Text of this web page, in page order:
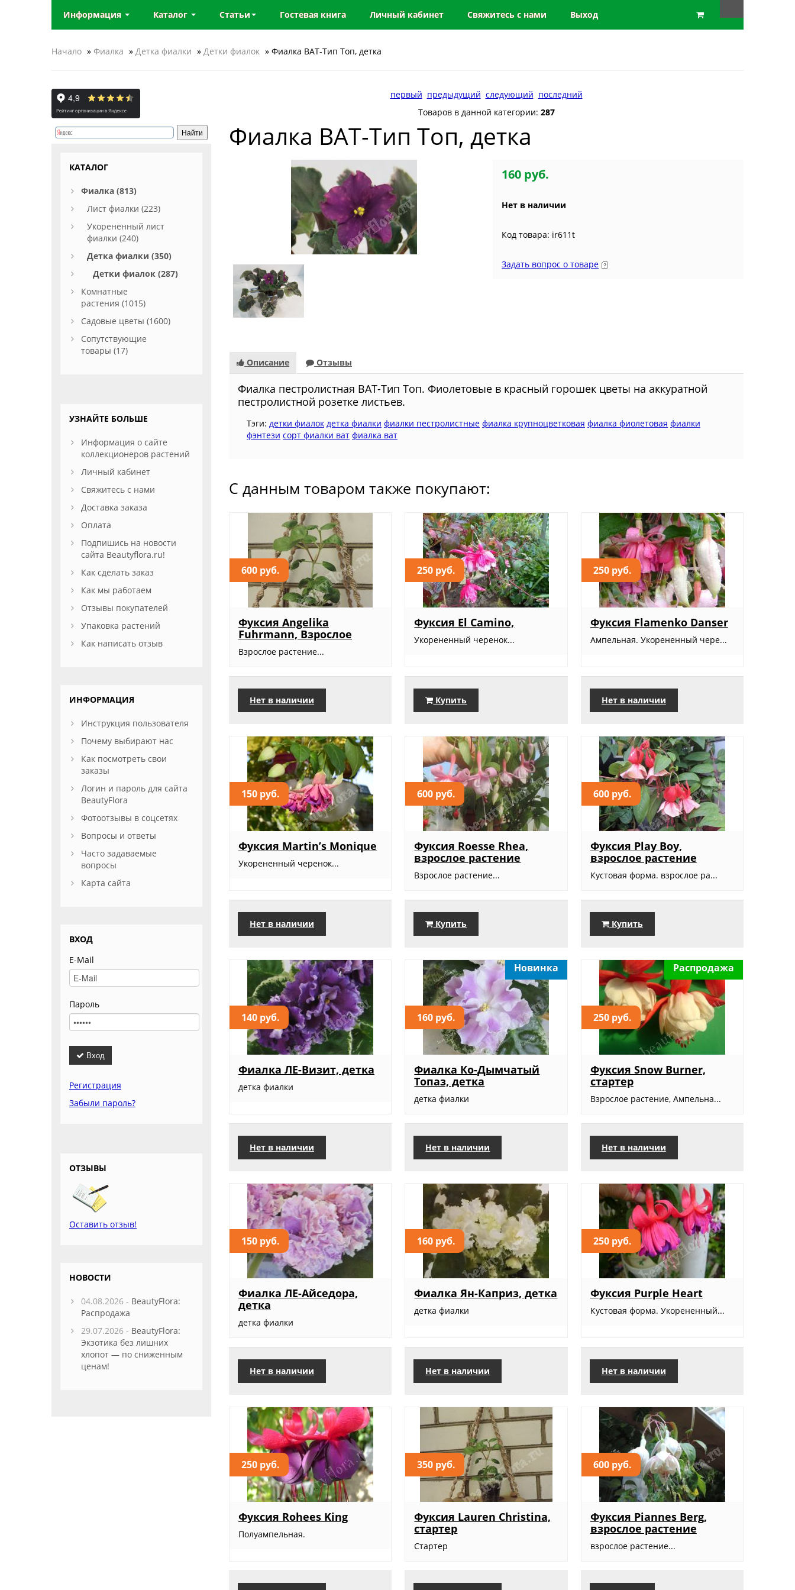
Информация Каталог Статьи Гостевая книга Личный кабинет Свяжитесь с нами Выход
Начало » Фиалка » Детка фиалки » Детки фиалок » Фиалка ВАТ-Тип Топ, детка
первый предыдущий следующий последний
Товаров в данной категории: 287
Фиалка ВАТ-Тип Топ, детка
160 руб.
Нет в наличии
Код товара: ir611t
Задать вопрос о товаре
Описание Отзывы
Фиалка пестролистная ВАТ-Тип Топ. Фиолетовые в красный горошек цветы на аккуратной
пестролистной розетке листьев.
Тэги:детки фиалок детка фиалки фиалки пестролистные фиалка крупноцветковая фиалка фиолетовая фиалки
фэнтези сорт фиалки ват фиалка ват
С данным товаром также покупают:
600 руб.
Фуксия Angelika
Fuhrmann, Взрослое
Взрослое растение...
Нет в наличии
250 руб.
Фуксия El Camino,
Укорененный черенок...
Купить
250 руб.
Фуксия Flamenko Danser
Ампельная. Укорененный чере...
Нет в наличии
150 руб.
Фуксия Martin’s Monique
Укорененный черенок...
Нет в наличии
600 руб.
Фуксия Roesse Rhea,
взрослое растение
Взрослое растение...
Купить
600 руб.
Фуксия Play Boy,
взрослое растение
Кустовая форма. взрослое ра...
Купить
140 руб.
Фиалка ЛЕ-Визит, детка
детка фиалки
Нет в наличии
160 руб.
Новинка
Фиалка Ко-Дымчатый
Топаз, детка
детка фиалки
Нет в наличии
250 руб.
Распродажа
Фуксия Snow Burner,
стартер
Взрослое растение, Ампельна...
Нет в наличии
150 руб.
Фиалка ЛЕ-Айседора,
детка
детка фиалки
Нет в наличии
160 руб.
Фиалка Ян-Каприз, детка
детка фиалки
Нет в наличии
250 руб.
Фуксия Purple Heart
Кустовая форма. Укорененный...
Нет в наличии
250 руб.
Фуксия Rohees King
Полуампельная.
350 руб.
Фуксия Lauren Christina,
стартер
Стартер
600 руб.
Фуксия Piannes Berg,
взрослое растение
взрослое растение...
КАТАЛОГ
Фиалка (813)
Лист фиалки (223)
Укорененный лист
фиалки (240)
Детка фиалки (350)
Детки фиалок (287)
Комнатные
растения (1015)
Садовые цветы (1600)
Сопутствующие
товары (17)
УЗНАЙТЕ БОЛЬШЕ
Информация о сайте
коллекционеров растений
Личный кабинет
Свяжитесь с нами
Доставка заказа
Оплата
Подпишись на новости
сайта Beautyflora.ru!
Как сделать заказ
Как мы работаем
Отзывы покупателей
Упаковка растений
Как написать отзыв
ИНФОРМАЦИЯ
Инструкция пользователя
Почему выбирают нас
Как посмотреть свои
заказы
Логин и пароль для сайта
BeautyFlora
Фотоотзывы в соцсетях
Вопросы и ответы
Часто задаваемые
вопросы
Карта сайта
ВХОД
E-Mail
Пароль
Вход
Регистрация
Забыли пароль?
ОТЗЫВЫ
Оставить отзыв!
НОВОСТИ
04.08.2026 - BeautyFlora:
Распродажа
29.07.2026 - BeautyFlora:
Экзотика без лишних
хлопот — по сниженным
ценам!